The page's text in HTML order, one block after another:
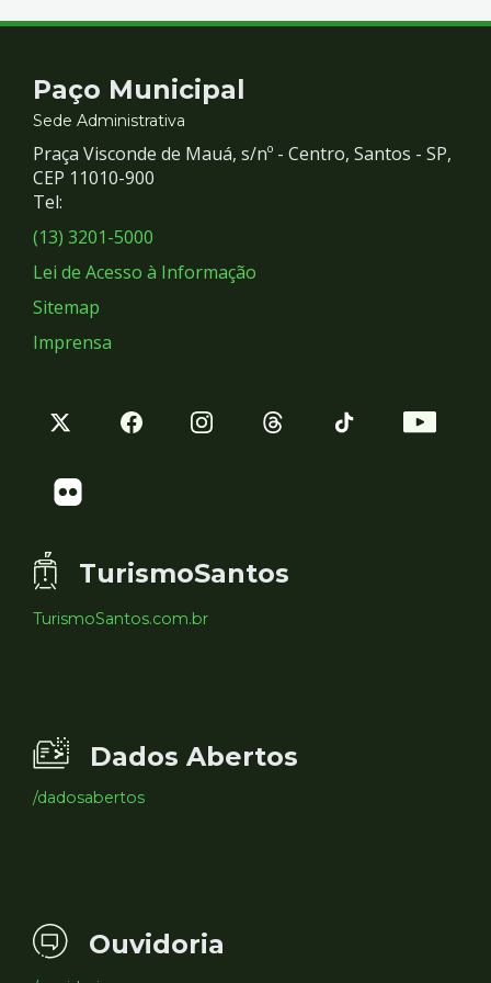
Contato
e
Redes
Sociais
Paço Municipal
Sede Administrativa
Praça Visconde de Mauá, s/nº - Centro, Santos - SP,
CEP 11010-900
Tel:
(13) 3201-5000
Lei de Acesso à Informação
Sitemap
Imprensa
TurismoSantos
TurismoSantos.com.br
Dados Abertos
/dadosabertos
Ouvidoria